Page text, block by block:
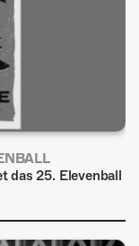
das 25. Elevenball